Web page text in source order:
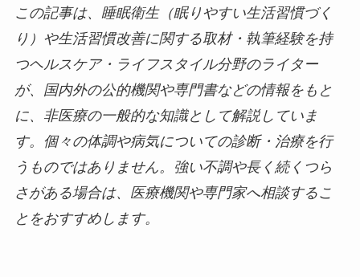
この記事は、睡眠衛生（眠りやすい生活習慣づく
り）や生活習慣改善に関する取材・執筆経験を持
つヘルスケア・ライフスタイル分野のライター
が、国内外の公的機関や専門書などの情報をもと
に、非医療の一般的な知識として解説していま
す。個々の体調や病気についての診断・治療を行
うものではありません。強い不調や長く続くつら
さがある場合は、医療機関や専門家へ相談するこ
とをおすすめします。